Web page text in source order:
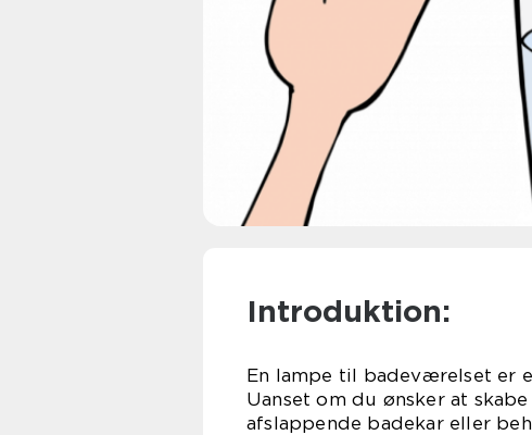
Introduktion:
En lampe til badeværelset er
Uanset om du ønsker at
afslappende badekar eller